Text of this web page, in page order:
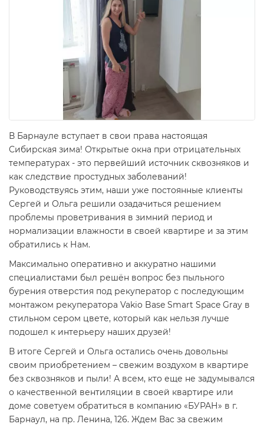
В Барнауле вступает в свои права настоящая
Сибирская зима! Открытые окна при отрицательных
температурах - это первейший источник сквозняков и
как следствие простудных заболеваний!
Руководствуясь этим, наши уже постоянные клиенты
Сергей и Ольга решили озадачиться решением
проблемы проветривания в зимний период и
нормализации влажности в своей квартире и за этим
обратились к Нам.
Максимально оперативно и аккуратно нашими
специалистами был решён вопрос без пыльного
бурения отверстия под рекуператор с последующим
монтажом рекуператора Vakio Base Smart Space Gray в
стильном сером цвете, который как нельзя лучше
подошел к интерьеру наших друзей!
В итоге Сергей и Ольга остались очень довольны
своим приобретением – свежим воздухом в квартире
без сквозняков и пыли! А всем, кто еще не задумывался
о качественной вентиляции в своей квартире или
доме советуем обратиться в компанию «БУРАН» в г.
Барнаул, на пр. Ленина, 126. Ждем Вас за свежим